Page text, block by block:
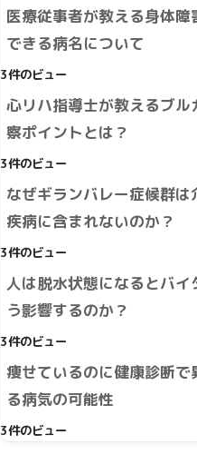
医療従事者が教える身体障
できる病名について
3件のビュー
心リハ指導士が教えるブル
察ポイントとは？
3件のビュー
なぜギランバレー症候群は
疾病に含まれないのか？
3件のビュー
人は脱水状態になるとバイ
う影響するのか？
3件のビュー
痩せているのに健康診断
る病気の可能性
3件のビュー